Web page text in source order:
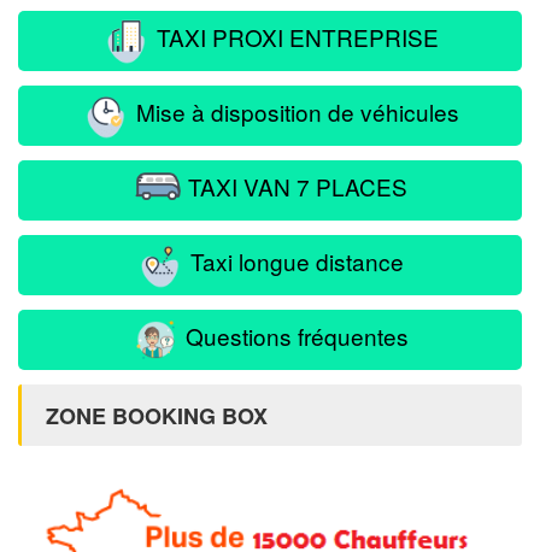
TAXI PROXI ENTREPRISE
Mise à disposition de véhicules
TAXI VAN 7 PLACES
Taxi longue distance
Questions fréquentes
ZONE BOOKING BOX